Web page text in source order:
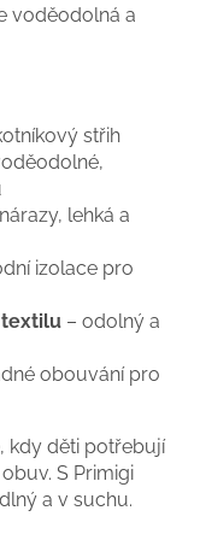
voděodolná a
střih
lehká a
izolace pro
textilu – odolný a
obouvání pro
kdy děti potřebují
S Primigi
a v suchu.